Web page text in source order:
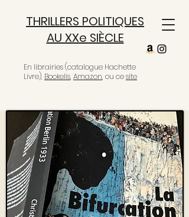
THRILLERS POLITIQUES
AU XXe SIÈCLE
En librairies (catalogue Hachette
Livre), Bookelis, Amazon, ou cesite